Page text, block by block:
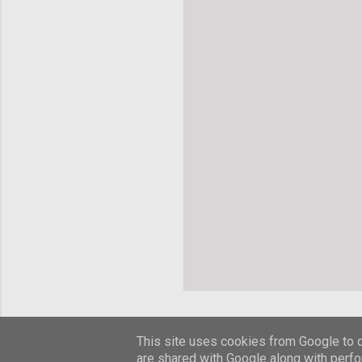
This site uses cookies from Google to
are shared with Google along with